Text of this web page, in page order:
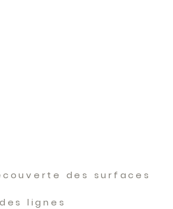
des surfaces
lignes